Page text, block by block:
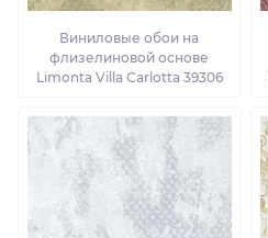
Виниловые обои на
флизелиновой основе
Limonta Villa Carlotta 39306